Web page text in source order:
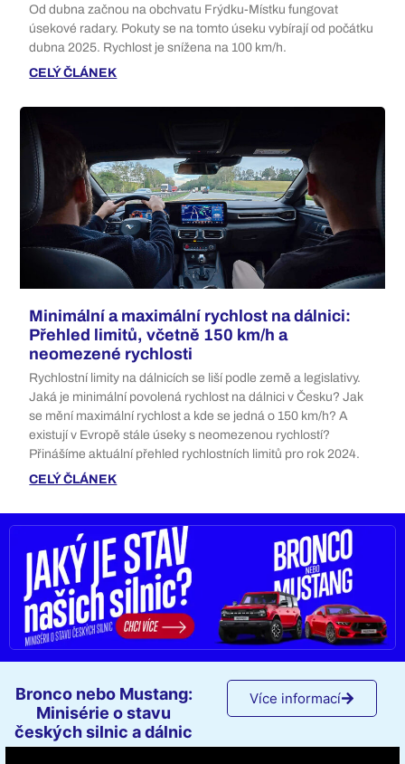
Od dubna začnou na obchvatu Frýdku-Místku fungovat
úsekové radary. Pokuty se na tomto úseku vybírají od počátku
dubna 2025. Rychlost je snížena na 100 km/h.
CELÝ ČLÁNEK
Minimální a maximální rychlost na dálnici:
Přehled limitů, včetně 150 km/h a
neomezené rychlosti
Rychlostní limity na dálnicích se liší podle země a legislativy.
Jaká je minimální povolená rychlost na dálnici v Česku? Jak
se mění maximální rychlost a kde se jedná o 150 km/h? A
existují v Evropě stále úseky s neomezenou rychlostí?
Přinášíme aktuální přehled rychlostních limitů pro rok 2024.
CELÝ ČLÁNEK
Bronco nebo Mustang:
Minisérie o stavu
českých silnic a dálnic
Více informací